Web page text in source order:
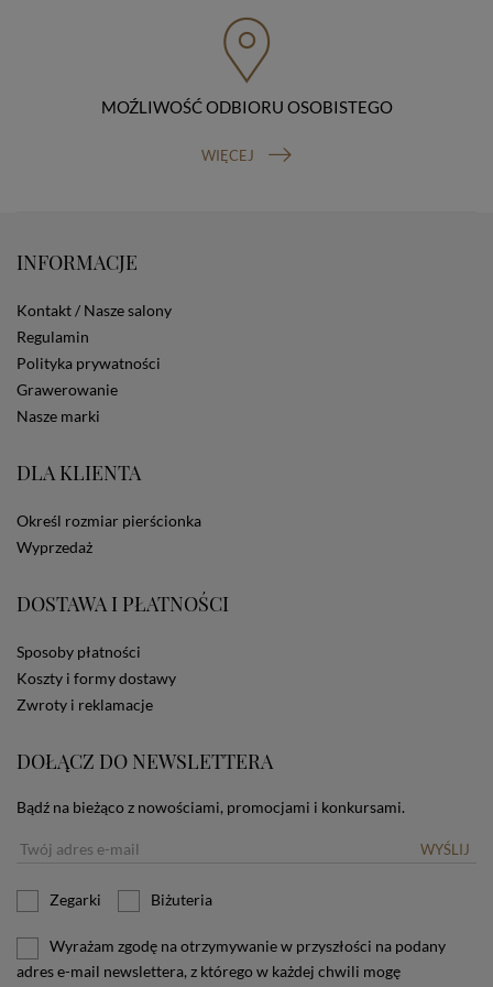
organu nadzorczego (Prezesa Urzędu Ochrony Danych
Osobowych, ul. Stawki 2, 00-193 Warszawa) oraz
prawo do cofnięcia zgody na przetwarzanie danych
osobowych (masz prawo cofnięcia zgody na
przetwarzanie danych w dowolnym momencie;
przetwarzania, którego dokonano na podstawie Twojej
zgody przed jej cofnięciem). W celu wykonania swoich
nie podasz danych, nie będziesz mógł przeglądać
zawartości naszej strony
Zautomatyzowane podejmowanie decyzji
Na stronie Sklepu są wykorzystywane pliki cookies.
Stosowane są one w celach zapewnienia maksymalnej
wygody wszystkich użytkowników (w tym Kupujących)
przy korzystaniu ze Sklepu (zapamiętywanie
preferencji i ustawień na stronie, zbieranie
anonimowych danych dla celów reklamowych i
portale społecznościowe, np. Facebook). Korzystanie
dotyczących cookies oznacza, że będą one
zamieszczane w urządzeniu końcowym każdego
użytkownika. Jeżeli użytkownik nie wyraża zgody na
ustawienia swojej przeglądarki.
informacji o plikach cookies.
MOŹLIWOŚĆ ODBIORU OSOBISTEGO
WIĘCEJ
INFORMACJE
Kontakt / Nasze salony
Regulamin
Polityka prywatności
Grawerowanie
Nasze marki
DLA KLIENTA
Określ rozmiar pierścionka
Wyprzedaż
DOSTAWA I PŁATNOŚCI
Sposoby płatności
Koszty i formy dostawy
Zwroty i reklamacje
DOŁĄCZ DO NEWSLETTERA
Bądź na bieżąco z nowościami, promocjami i konkursami.
WYŚLIJ
Zegarki Biżuteria
Wyrażam zgodę na otrzymywanie w przyszłości na podany
adres e-mail newslettera, z którego w każdej chwili mogę